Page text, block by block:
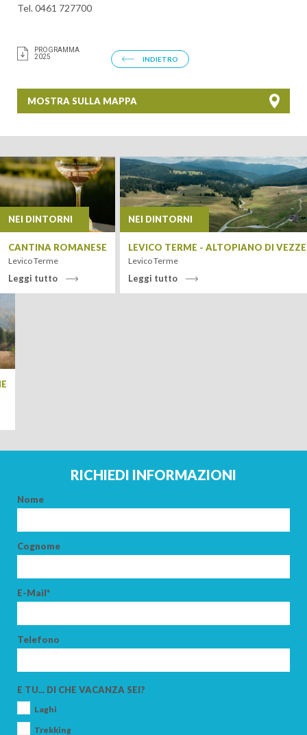
Tel. 0461 727700
PROGRAMMA
2025
INDIETRO
MOSTRA SULLA MAPPA
+
−
NEI DINTORNI
CANTINA ROMANESE
Levico Terme
Leggi tutto
NEI DINTORNI
LEVICO TERME - ALTOPIANO DI
Levico Terme
Leggi tutto
RICHIEDI INFORMAZIONI
Nome
Cognome
E-Mail*
Telefono
E TU... DI CHE VACANZA SEI?
Laghi
Trekking